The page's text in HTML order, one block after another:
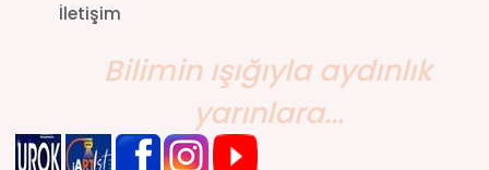
İletişim
Bilimin ışığıyla aydınlık
yarınlara...